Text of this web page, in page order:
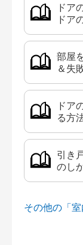
ドア
ドア
部屋
＆失
ドア
る方
引き
のし
その他の「